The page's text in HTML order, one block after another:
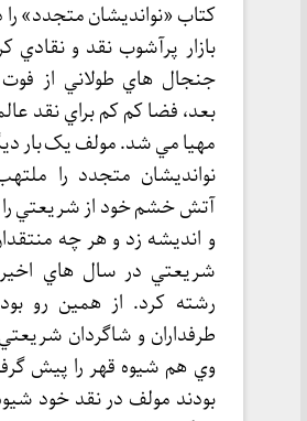
کتاب «نوانديشان متجدد» را
بازار پرآشوب نقد و نقادي
جنجال هاي طولاني از
بعد، فضا کم کم براي نقد
مهيا مي شد. مولف يک بار
نوانديشان متجدد را
آتش خشم خود از شريعتي
و انديشه زد و هر چه
شريعتي در سال هاي اخير
رشته کرد. از همين رو
طرفداران و شاگردان
وي هم شيوه قهر را پيش
بودند مولف در نقد خود